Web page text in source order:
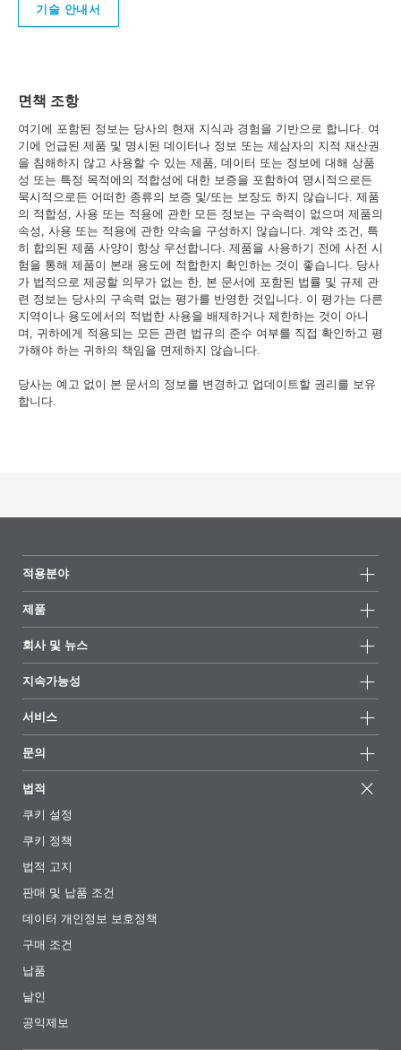
기술 안내서
면책 조항
여기에 포함된 정보는 당사의 현재 지식과 경험을 기반으로 합니다. 여
기에 언급된 제품 및 명시된 데이터나 정보 또는 제삼자의 지적 재산권
을 침해하지 않고 사용할 수 있는 제품, 데이터 또는 정보에 대해 상품
성 또는 특정 목적에의 적합성에 대한 보증을 포함하여 명시적으로든
묵시적으로든 어떠한 종류의 보증 및/또는 보장도 하지 않습니다. 제품
의 적합성, 사용 또는 적용에 관한 모든 정보는 구속력이 없으며 제품의
속성, 사용 또는 적용에 관한 약속을 구성하지 않습니다. 계약 조건, 특
히 합의된 제품 사양이 항상 우선합니다. 제품을 사용하기 전에 사전 시
험을 통해 제품이 본래 용도에 적합한지 확인하는 것이 좋습니다. 당사
가 법적으로 제공할 의무가 없는 한, 본 문서에 포함된 법률 및 규제 관
련 정보는 당사의 구속력 없는 평가를 반영한 것입니다. 이 평가는 다른
지역이나 용도에서의 적법한 사용을 배제하거나 제한하는 것이 아니
며, 귀하에게 적용되는 모든 관련 법규의 준수 여부를 직접 확인하고 평
가해야 하는 귀하의 책임을 면제하지 않습니다.
당사는 예고 없이 본 문서의 정보를 변경하고 업데이트할 권리를 보유
합니다.
적용분야
제품
모든제품
하이라이트
회사 및 뉴스
뉴스
언론 및 미디어
소재지 및 판매점
전시회 및 이벤트
지속가능성
지속가능한 제품
성공 사례
EcoVadis
인증서
서비스
추천 배합
기사
전자책
규제 현황
첨가제 안내 앱
동영상
다운로드
문의
법적
쿠키 설정
쿠키 정책
법적 고지
판매 및 납품 조건
데이터 개인정보 보호정책
구매 조건
납품
날인
공익제보